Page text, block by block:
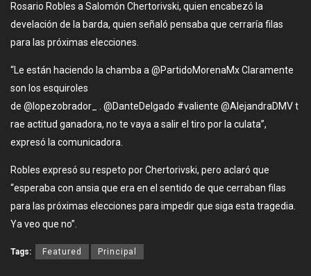
Rosario Robles a Salomón Chertorivski, quien encabezó la
develación de la barda, quien señaló pensaba que cerraría filas
para las próximas elecciones.
“Le están haciendo la chamba a @PartidoMorenaMx Claramente
son los esquiroles
de @lopezobrador_ . @DanteDelgado #valiente @AlejandraDMV t
rae actitud ganadora, no te vaya a salir el tiro por la culata”,
expresó la comunicadora.
Robles expresó su respeto por Chertorivski, pero aclaró que
“esperaba con ansia que era en el sentido de que cerraban filas
para las próximas elecciones para impedir que siga esta tragedia.
Ya veo que no”.
Tags: Featured Principal